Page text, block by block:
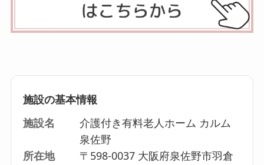
施設の基本情報
施設名
介護付き有料老人ホーム カルム
泉佐野
所在地
〒598-0037 大阪府泉佐野市羽倉